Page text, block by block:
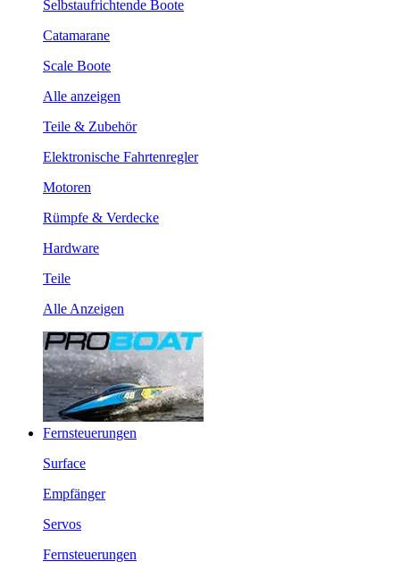
Selbstaufrichtende Boote
Catamarane
Scale Boote
Alle anzeigen
Teile & Zubehör
Elektronische Fahrtenregler
Motoren
Rümpfe & Verdecke
Hardware
Teile
Alle Anzeigen
Fernsteuerungen
Surface
Empfänger
Servos
Fernsteuerungen